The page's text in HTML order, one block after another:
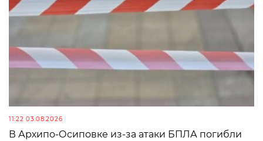
11:22 03.08.2026
В Архипо-Осиповке из-за атаки БПЛА погибли